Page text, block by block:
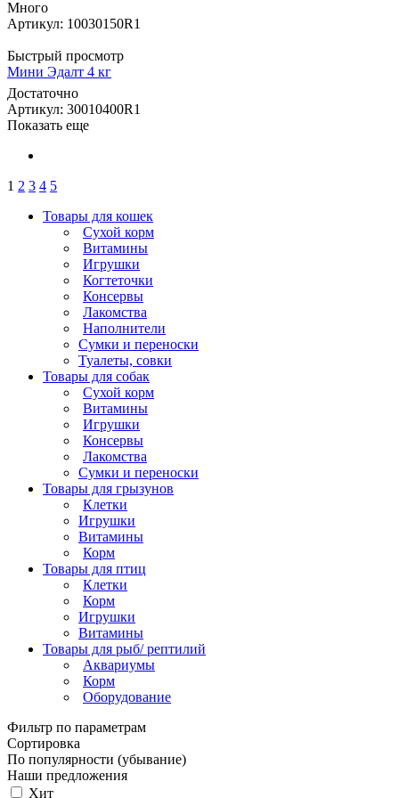
Много
Артикул: 10030150R1
Быстрый просмотр
Мини Эдалт 4 кг
Достаточно
Артикул: 30010400R1
Показать еще
1 2 3 4 5
Товары для кошек
Cухой корм
Витамины
Игрушки
Когтеточки
Консервы
Лакомства
Наполнители
Сумки и переноски
Туалеты, совки
Товары для собак
Cухой корм
Витамины
Игрушки
Консервы
Лакомства
Сумки и переноски
Товары для грызунов
Клетки
Игрушки
Витамины
Корм
Товары для птиц
Клетки
Корм
Игрушки
Витамины
Товары для рыб/ рептилий
Аквариумы
Корм
Оборудование
Фильтр по параметрам
Сортировка
По популярности (убывание)
Наши предложения
Хит